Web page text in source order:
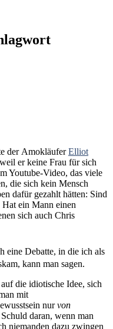
der AmokläuferElliot
er keine Frau für sich
Youtube-Video, das viele
die sich kein Mensch
dafür gezahlt hätten: Sind
ein Mann einen
sich auch Chris
eine Debatte, in die ich als
kann man sagen.
die idiotische Idee, sich
mit
nurvon
daran, wenn man
niemanden dazu zwingen